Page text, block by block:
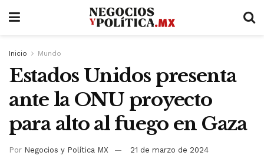
Inicio Mundo
Estados Unidos presenta
ante la ONU proyecto
para alto al fuego en Gaza
Por Negocios y Política MX 21 de marzo de 2024